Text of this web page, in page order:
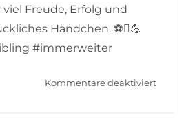
Freude, Erfolg und
Händchen. ⚽💪
#immerweiter
Kommentare deaktiviertfür